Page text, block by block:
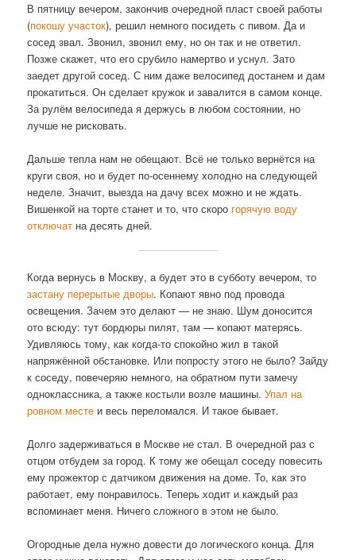
В пятницу вечером, закончив очередной пласт своей работы
(покошу участок), решил немного посидеть с пивом. Да и
сосед звал. Звонил, звонил ему, но он так и не ответил.
Позже скажет, что его срубило намертво и уснул. Зато
заедет другой сосед. С ним даже велосипед достанем и дам
прокатиться. Он сделает кружок и завалится в самом конце.
За рулём велосипеда я держусь в любом состоянии, но
лучше не рисковать.
Дальше тепла нам не обещают. Всё не только вернётся на
круги своя, но и будет по-осеннему холодно на следующей
неделе. Значит, выезда на дачу всех можно и не ждать.
Вишенкой на торте станет и то, что скоро горячую воду
отключат на десять дней.
Когда вернусь в Москву, а будет это в субботу вечером, то
застану перерытые дворы. Копают явно под провода
освещения. Зачем это делают — не знаю. Шум доносится
ото всюду: тут бордюры пилят, там — копают матерясь.
Удивляюсь тому, как когда-то спокойно жил в такой
напряжённой обстановке. Или попросту этого не было? Зайду
к соседу, повечеряю немного, на обратном пути замечу
одноклассника, а также костыли возле машины.Упал на
ровном месте и весь переломался. И такое бывает.
Долго задерживаться в Москве не стал. В очередной раз с
отцом отбудем за город. К тому же обещал соседу повесить
ему прожектор с датчиком движения на доме. То, как это
работает, ему понравилось. Теперь ходит и каждый раз
вспоминает меня. Ничего сложного в этом не было.
Огородные дела нужно довести до логического конца. Для